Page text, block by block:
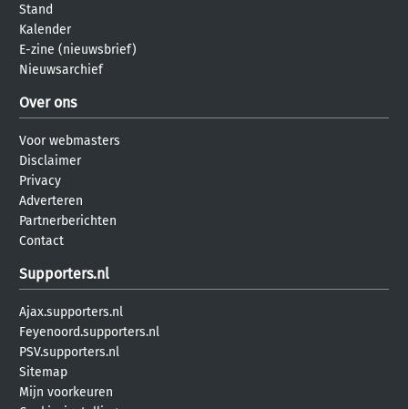
Stand
Kalender
E-zine (nieuwsbrief)
Nieuwsarchief
Over ons
Voor webmasters
Disclaimer
Privacy
Adverteren
Partnerberichten
Contact
Supporters.nl
Ajax.supporters.nl
Feyenoord.supporters.nl
PSV.supporters.nl
Sitemap
Mijn voorkeuren